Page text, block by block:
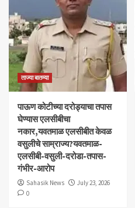
ताज्या बातम्या
पाऊण कोटीच्या दरोड्याचा तपास
घेण्यास एलसीबीचा
नकार,यवतमाळ एलसीबीत केवळ
वसुलीचे साम्राज्य?यवतमाळ-
एलसीबी-वसुली-दरोडा-तपास-
गंभीर-आरोप
Sahasik News
July 23, 2026
0